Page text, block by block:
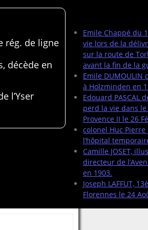
Emile Chappé du
vie lors de la
sur la route de
avant la fin de la
Emile DUMOULIN
à Holzminden en
Edouard PASCAL
perd la vie dans
Provence II le 26
colonel Huc Pierre
l’hôpital
Camille JOSET,
directeur de
en 1903.
Joseph LAFFUT,
Florennes le 24
rég. de ligne
décède en
l’Yser